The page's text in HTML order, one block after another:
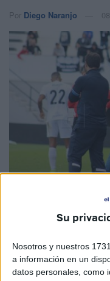
Su
Nosotros y nuestros
a información en un
datos personales, como
Por Diego Naranjo
María García
LaAD Ceuta FC ha